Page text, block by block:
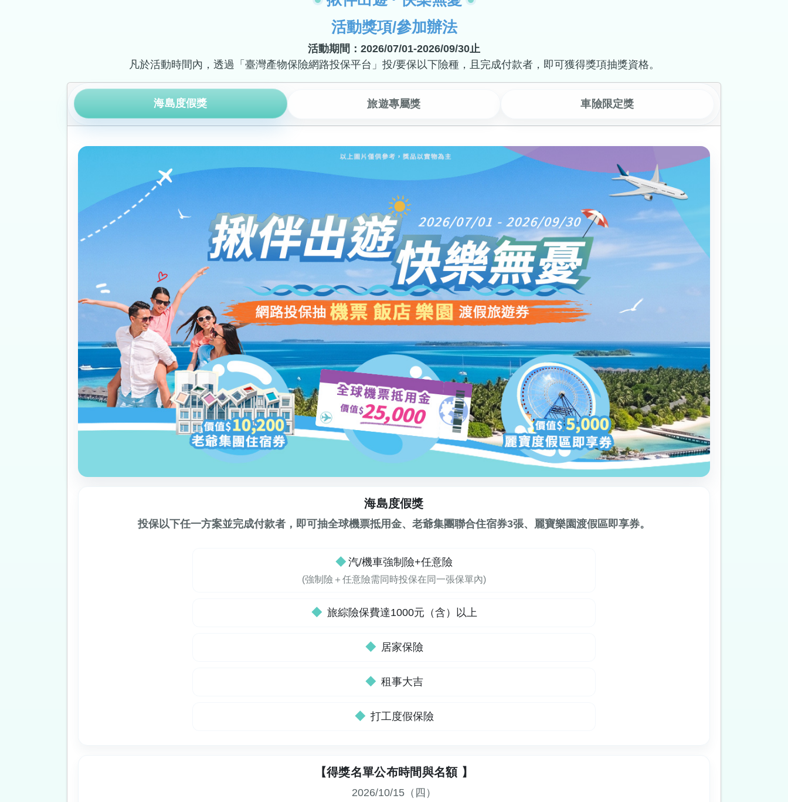
活動獎項/參加辦法
活動期間：2026/07/01-2026/09/30止
凡於活動時間內，透過「臺灣產物保險網路投保平台」投/要保以下險種，且完成付款者，即可獲得獎項抽獎資格。
海島度假獎 旅遊專屬獎 車險限定獎
海島度假獎
投保以下任一方案並完成付款者，即可抽全球機票抵用金、老爺集團聯合住宿券3張、麗寶樂園渡假區即享券。
◆ 汽/機車強制險+任意險
(強制險＋任意險需同時投保在同一張保單內)
◆ 旅綜險保費達1000元（含）以上
◆ 居家保險
◆ 租事大吉
◆ 打工度假保險
【得獎名單公布時間與名額 】
2026/10/15（四）